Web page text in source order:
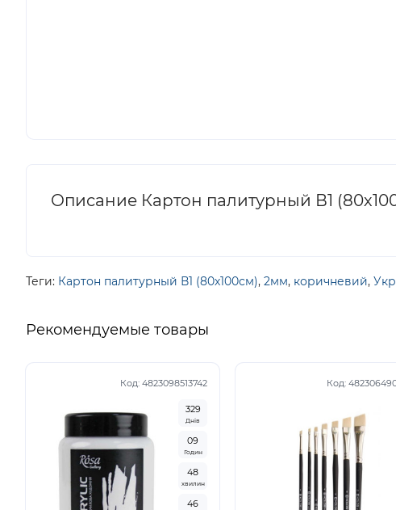
Описание Картон палитурный В1
Теги: Картон палитурный В1 (80х100см), 2мм, коричневий,
Рекомендуемые товары
Код: 4823098513742
329
Днів
09
Годин
48
хвилин
45
Код: